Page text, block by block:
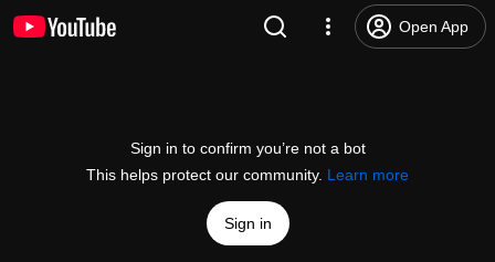
Open App
Sign in to confirm you’re not a bot
This helps protect our community. Learn more
Sign in